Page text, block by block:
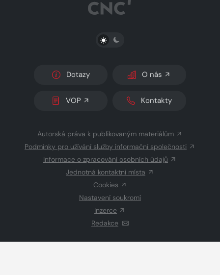
PŘEPNOUT SVĚTLÝ/TMAVÝ REŽIM
Dotazy O nás
VOP Kontakty
Autorská práva k publikovaným materiálům
Podmínky pro užívání služby informační společnosti
Informace o zpracování osobních údajů
Jednotná kontaktní místa
Cookies
Nastavení soukromí
Inzerce
Redakce